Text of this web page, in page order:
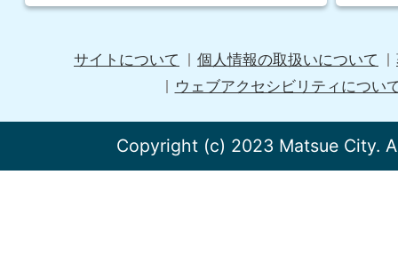
サイトについて 個人情報の取扱いについて
ウェブアクセシビリティについ
Copyright (c) 2023 Matsue City.